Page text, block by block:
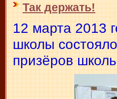
Так держать!
12 марта 2013
школы
призёров